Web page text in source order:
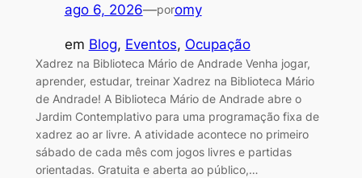
ago 6, 2026—poromy
em Blog, Eventos, Ocupação
Xadrez na Biblioteca Mário de Andrade Venha jogar,
aprender, estudar, treinar Xadrez na Biblioteca Mário
de Andrade! A Biblioteca Mário de Andrade abre o
Jardim Contemplativo para uma programação fixa de
xadrez ao ar livre. A atividade acontece no primeiro
sábado de cada mês com jogos livres e partidas
orientadas. Gratuita e aberta ao público,…